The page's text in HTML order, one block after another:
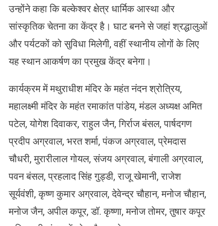
उन्होंने कहा कि बल्केश्वर क्षेत्र धार्मिक आस्था और
सांस्कृतिक चेतना का केंद्र है। घाट बनने से जहां श्रद्धालुओं
और पर्यटकों को सुविधा मिलेगी, वहीं स्थानीय लोगों के लिए
यह स्थान आकर्षण का प्रमुख केंद्र बनेगा।
कार्यक्रम में मथुराधीश मंदिर के महंत नंदन श्रोत्रिय,
महालक्ष्मी मंदिर के महंत रमाकांत पांडेय, मंडल अध्यक्ष अमित
पटेल, योगेश दिवाकर, राहुल जैन, गिर्राज बंसल, पार्षदगण
प्रदीप अग्रवाल, भरत शर्मा, पंकज अग्रवाल, प्रेमदास
चौधरी, मुरारीलाल गोयल, संजय अग्रवाल, बंगाली अग्रवाल,
पवन बंसल, प्रहलाद सिंह गुड्डी, राजू खेमानी, राजेश
सूर्यवंशी, कृष्ण कुमार अग्रवाल, देवेन्द्र चौहान, मनोज चौहान,
मनोज जैन, अपील कपूर, डॉ. कृष्णा, मनोज तोमर, तुषार कपूर